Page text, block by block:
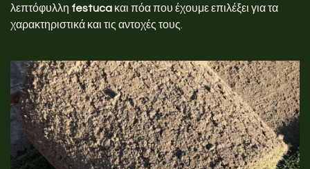
λεπτόφυλλη festuca και πόα που έχουμε επιλέξει για τα
χαρακτηριστικά και τις αντοχές τους.